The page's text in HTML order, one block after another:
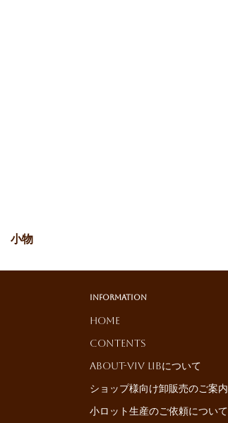
小物
Information
HOME
Contents
About-ViV LiBについて
ショップ様向け卸販売のご案内
小ロット生産のご依頼について